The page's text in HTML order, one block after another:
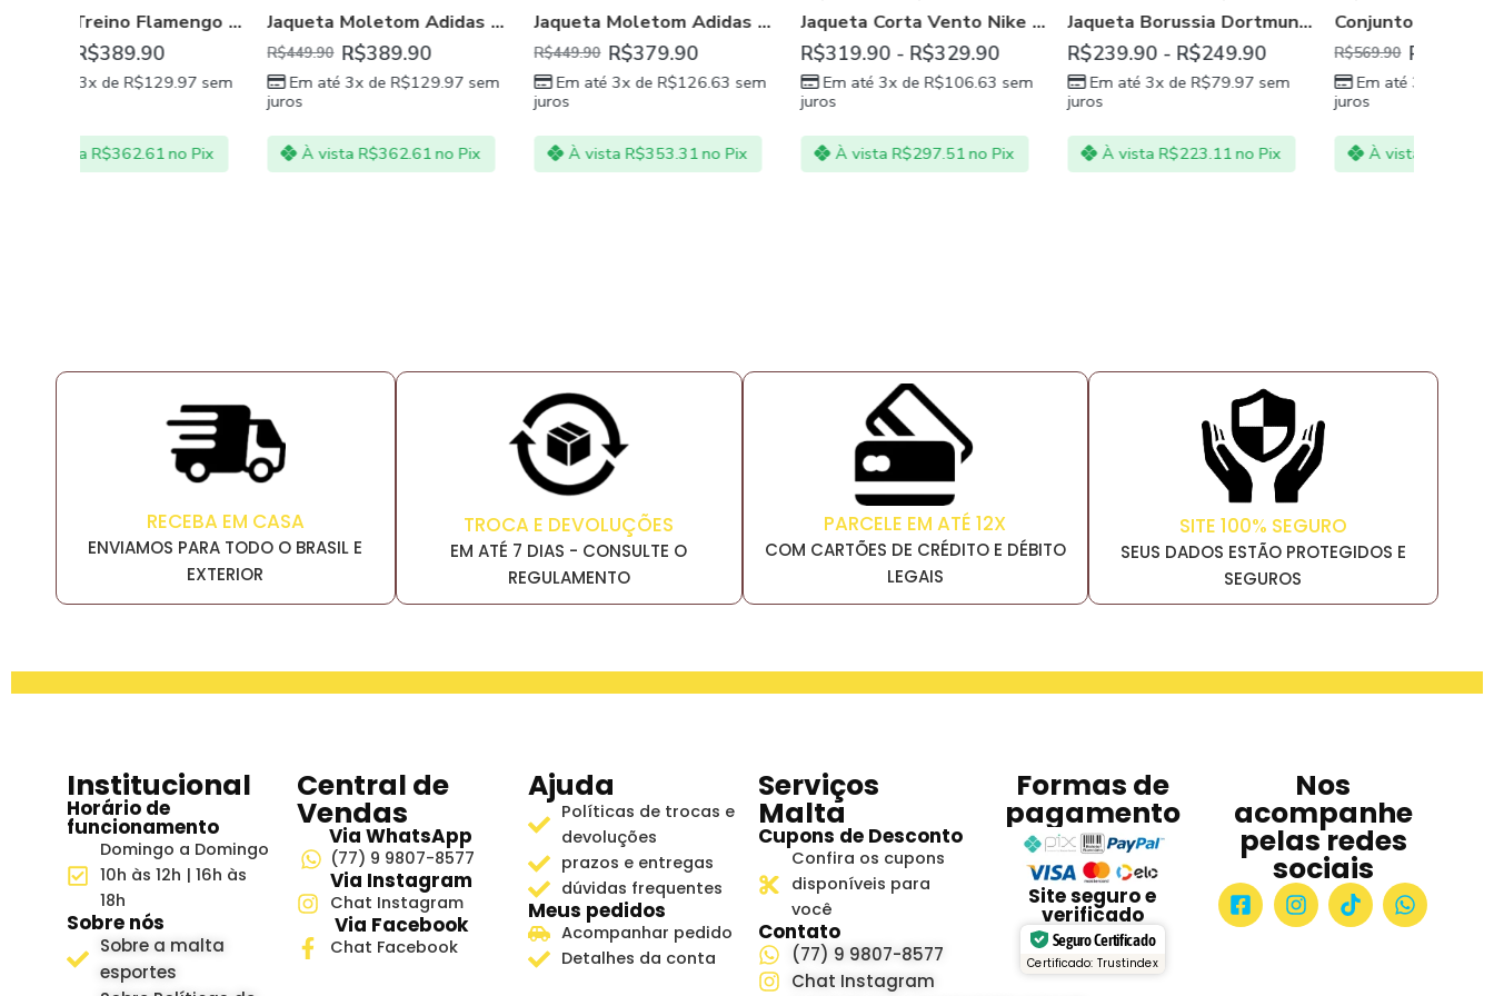
Jaqueta Moletom Adidas Flamengo 22/23 Amarela
R$449.90
Em até 3x deR$ 129.97sem
À vistaR$362.61 no Pix
Jaqueta Moletom Adidas Flamengo 22/23 Cinza
R$449.90
Em até 3x deR$ 126.63sem
À vistaR$353.31 no Pix
Jaqueta Corta Vento Nike Preta Masculina
R$319.90 329.90
Em até 3x deR$ 106.63sem
À vistaR$297.51 no Pix
Jaqueta Borussia Dortmund Treino 20/21 Preta
R$239.90 - 249.90
Em até 3x deR$ 79.97sem
À vistaR$223.11 no Pix
Conjunto Jaqueta e calça do Brasil Verde Copa do Mundo 2022
R$ 569.90 R$439.90
Em até 3x deR$ 146.63sem
À vistaR$409.11 no Pix
RECEBA EM CASA
ENVIAMOS PARA TODO O BRASIL E
EXTERIOR
TROCA E DEVOLUÇÕES
EM ATÉ 7 DIAS - CONSULTE O
REGULAMENTO
PARCELE EM ATÉ 12X
COM CARTÕES DE CRÉDITO E DÉBITO
LEGAIS
SITE 100% SEGURO
SEUS DADOS ESTÃO PROTEGIDOS E
SEGUROS
Institucional
Horário de
funcionamento
Domingo a Domingo
10h às 12h | 16h às
18h
Sobre nós
Sobre a malta
esportes
Central de
Vendas
Via WhatsApp
(77) 9 9807-8577
Via Instagram
Chat Instagram
Via Facebook
Chat Facebook
Ajuda
Políticas de trocas e
devoluções
prazos e entregas
dúvidas frequentes
Meus pedidos
Acompanhar pedido
Detalhes da conta
Serviços
Malta
Cupons de Desconto
Confira os cupons
disponíveis para
você
Contato
(77) 9 9807-8577
Chat Instagram
Formas de
pagamento
Site seguro e
verificado
Seguro Certificado
Certificado: Trustindex
Nos
acompanhe
pelas redes
sociais